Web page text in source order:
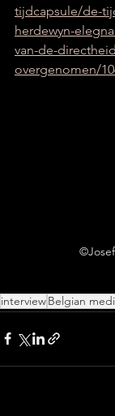
tijdcapsule/de-
herdewyn-
van-de-
overgenomen/
interviewBelgian